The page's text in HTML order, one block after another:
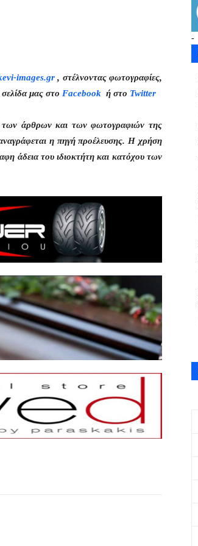
images.gr, στέλνοντας φωτογραφίες,
μας στο Facebook ή στο Twitter
των άρθρων και των φωτογραφιών της
η πηγή προέλευσης. Η χρήση
άδεια του ιδιοκτήτη και κατόχου των
-